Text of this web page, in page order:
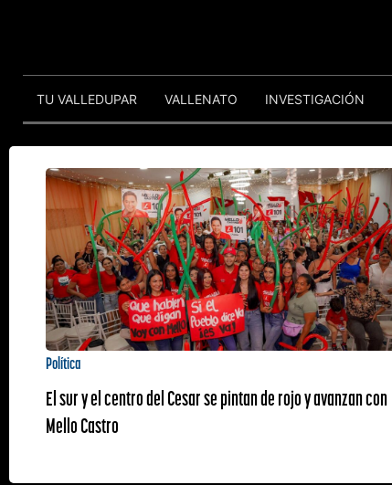
TU VALLEDUPAR VALLENATO INVESTIGACIÓN
Política
El sur y el centro del Cesar se pintan de rojo y avanzan con
Mello Castro